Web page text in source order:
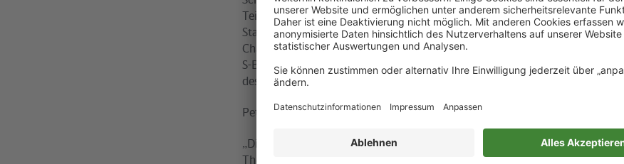
Teilnehmer aus Politik, Kultur und Gesellschaft, die das Anliegen
Start um 11.31 Uhr fährt der Sonderzug zum VBB-Tarif über Gesundbrunnen,
Charlottenburg zum Südkreuz. Als Ringbahnzug auf der Linie S42 ziehen
S-Bahnhof Südkreuz jeweils stündlich wiederkehrend von 13.40 Uhr bis
des Uhrzeigersinns ihre Kreise um die Stadt.
Peter Buchner, Vorsitzender der Geschäftsführung der S-Bahn Berlin, ist
„Die Kollegen haben ihren Arbeitsplatz als geeigneten Ort gewählt, die
Thema zu berühren. Denn in den rot-gelben Zügen treffen sich Menschen